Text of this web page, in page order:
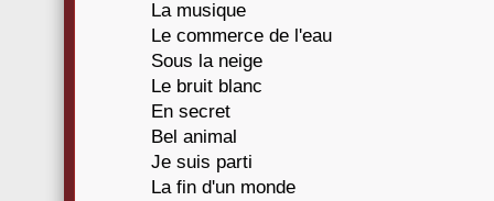
La musique
Le commerce de l'eau
Sous la neige
Le bruit blanc
En secret
Bel animal
Je suis parti
La fin d'un monde